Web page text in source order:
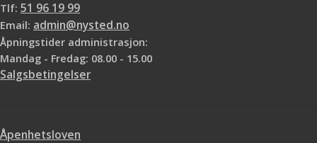
Tlf: 51 96 19 99
Email: admin@nysted.no
Åpningstider administrasjon:
Mandag - Fredag: 08.00 - 15.00
Salgsbetingelser
Åpenhetsloven